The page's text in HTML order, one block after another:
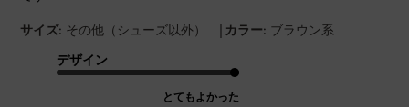
サイズ: その他（シューズ以外） | カラー: ブラウン系
デザイン
とてもよかった